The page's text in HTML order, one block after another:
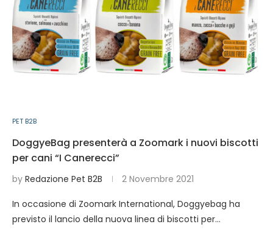
PET B2B
DoggyeBag presenterà a Zoomark i nuovi biscotti
per cani “I Canerecci”
by Redazione Pet B2B 2 Novembre 2021
In occasione di Zoomark International, Doggyebag ha
previsto il lancio della nuova linea di biscotti per…